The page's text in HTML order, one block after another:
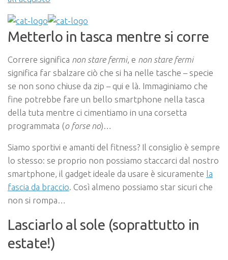
Metterlo in tasca mentre si corre
Correre significa non stare fermi, e non stare fermi
significa far sbalzare ciò che si ha nelle tasche – specie
se non sono chiuse da zip – qui e là. Immaginiamo che
fine potrebbe fare un bello smartphone nella tasca
della tuta mentre ci cimentiamo in una corsetta
programmata (o forse no)…
Siamo sportivi e amanti del fitness? Il consiglio è sempre
lo stesso: se proprio non possiamo staccarci dal nostro
smartphone, il gadget ideale da usare è sicuramente la
fascia da braccio. Così almeno possiamo star sicuri che
non si rompa…
Lasciarlo al sole (soprattutto in
estate!)